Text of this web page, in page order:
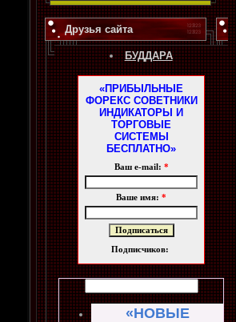
Друзья сайта
БУДДАРА
«ПРИБЫЛЬНЫЕ
ФОРЕКС СОВЕТНИКИ
ИНДИКАТОРЫ И
ТОРГОВЫЕ
СИСТЕМЫ
БЕСПЛАТНО»
Ваш e-mail: *
Ваше имя: *
Подписчиков:
«НОВЫЕ